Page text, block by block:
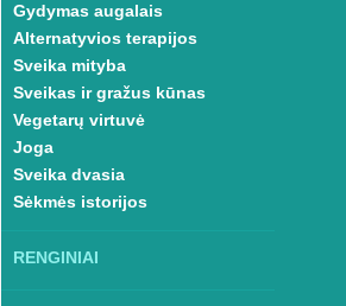
Gydymas augalais
Alternatyvios terapijos
Sveika mityba
Sveikas ir gražus kūnas
Vegetarų virtuvė
Joga
Sveika dvasia
Sėkmės istorijos
RENGINIAI